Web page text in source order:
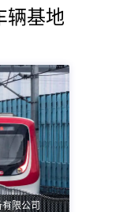
辆基地
限公司